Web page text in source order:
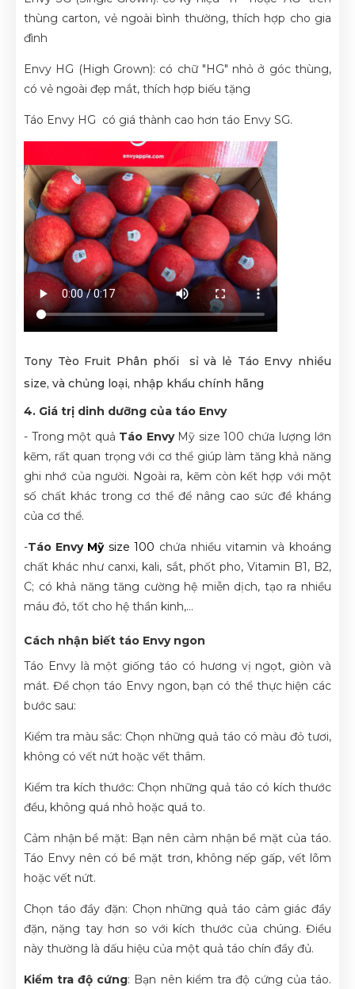
thùng carton, vẻ ngoài bình thường, thích hợp cho gia
đình
Envy HG (High Grown): có chữ "HG" nhỏ ở góc thùng,
có vẻ ngoài đẹp mắt, thích hợp biếu tặng
Táo Envy HG có giá thành cao hơn táo Envy SG.
Tony Tèo Fruit Phân phối sỉ và lẻ Táo Envy nhiều
size, và chủng loại, nhập khẩu chính hãng
4. Giá trị dinh dưỡng của táo Envy
- Trong một quả Táo Envy Mỹ size 100 chứa lượng lớn
kẽm, rất quan trọng với cơ thể giúp làm tăng khả năng
ghi nhớ của người. Ngoài ra, kẽm còn kết hợp với một
số chất khác trong cơ thể để nâng cao sức đề kháng
của cơ thể.
-Táo EnvyMỹsize 100 chứa nhiều vitamin và khoáng
chất khác như canxi, kali, sắt, phốt pho, Vitamin B1, B2,
C; có khả năng tăng cường hệ miễn dịch, tạo ra nhiều
máu đỏ, tốt cho hệ thần kinh,...
Cách nhận biết táo Envy ngon
Táo Envy là một giống táo có hương vị ngọt, giòn và
mát. Để chọn táo Envy ngon, bạn có thể thực hiện các
bước sau:
Kiểm tra màu sắc: Chọn những quả táo có màu đỏ tươi,
không có vết nứt hoặc vết thâm.
Kiểm tra kích thước: Chọn những quả táo có kích thước
đều, không quá nhỏ hoặc quá to.
Cảm nhận bề mặt: Bạn nên cảm nhận bề mặt của táo.
Táo Envy nên có bề mặt trơn, không nếp gấp, vết lõm
hoặc vết nứt.
Chọn táo đầy đặn: Chọn những quả táo cảm giác đầy
đặn, nặng tay hơn so với kích thước của chúng. Điều
này thường là dấu hiệu của một quả táo chín đầy đủ.
Kiểm tra độ cứng: Bạn nên kiểm tra độ cứng của táo.